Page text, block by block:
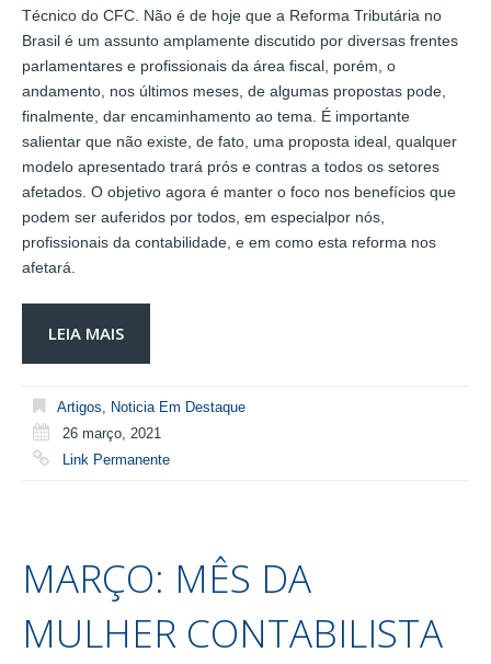
Técnico do CFC. Não é de hoje que a Reforma Tributária no
Brasil é um assunto amplamente discutido por diversas frentes
parlamentares e profissionais da área fiscal, porém, o
andamento, nos últimos meses, de algumas propostas pode,
finalmente, dar encaminhamento ao tema. É importante
salientar que não existe, de fato, uma proposta ideal, qualquer
modelo apresentado trará prós e contras a todos os setores
afetados. O objetivo agora é manter o foco nos benefícios que
podem ser auferidos por todos, em especialpor nós,
profissionais da contabilidade, e em como esta reforma nos
afetará.
LEIA MAIS
Artigos
Noticia Em Destaque
26 março, 2021
Link Permanente
MARÇO: MÊS DA
MULHER CONTABILISTA